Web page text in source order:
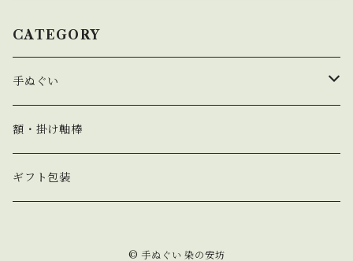
CATEGORY
手ぬぐい
春 spring
夏 summer
額・掛け軸棒
ギフト包装
© 手ぬぐい 染の安坊